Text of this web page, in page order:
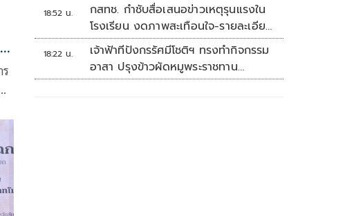
18:52 น.
กสทช. กำชับสื่อเสนอข่าวเหตุรุนแรงใน
โรงเรียน งดภาพสะเทือนใจ-รายละเอียด
เสี่ยงเลียนแบบ
18:22 น.
เจ้าฟ้าทีปังกรรัศมีโชติฯ ทรงทำกิจกรรม
อาสา ปรุงข้าวผัดหมูพระราชทาน
ประชาชน